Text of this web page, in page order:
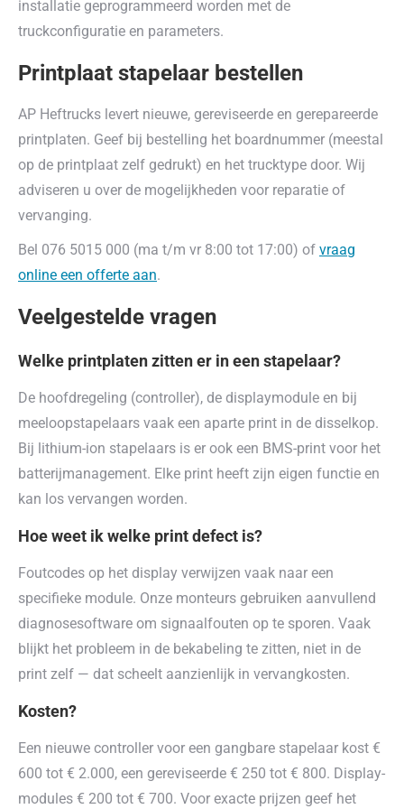
installatie geprogrammeerd worden met de
truckconfiguratie en parameters.
Printplaat stapelaar bestellen
AP Heftrucks levert nieuwe, gereviseerde en gerepareerde
printplaten. Geef bij bestelling het boardnummer (meestal
op de printplaat zelf gedrukt) en het trucktype door. Wij
adviseren u over de mogelijkheden voor reparatie of
vervanging.
Bel 076 5015 000 (ma t/m vr 8:00 tot 17:00) of vraag
online een offerte aan.
Veelgestelde vragen
Welke printplaten zitten er in een stapelaar?
De hoofdregeling (controller), de displaymodule en bij
meeloopstapelaars vaak een aparte print in de disselkop.
Bij lithium-ion stapelaars is er ook een BMS-print voor het
batterijmanagement. Elke print heeft zijn eigen functie en
kan los vervangen worden.
Hoe weet ik welke print defect is?
Foutcodes op het display verwijzen vaak naar een
specifieke module. Onze monteurs gebruiken aanvullend
diagnosesoftware om signaalfouten op te sporen. Vaak
blijkt het probleem in de bekabeling te zitten, niet in de
print zelf — dat scheelt aanzienlijk in vervangkosten.
Kosten?
Een nieuwe controller voor een gangbare stapelaar kost €
600 tot € 2.000, een gereviseerde € 250 tot € 800. Display-
modules € 200 tot € 700. Voor exacte prijzen geef het